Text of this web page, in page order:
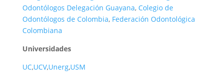
Odontólogos Delegación Guayana, Colegio de
Odontólogos de Colombia, Federación Odontológica
Colombiana
Universidades
UC,UCV,Unerg,USM